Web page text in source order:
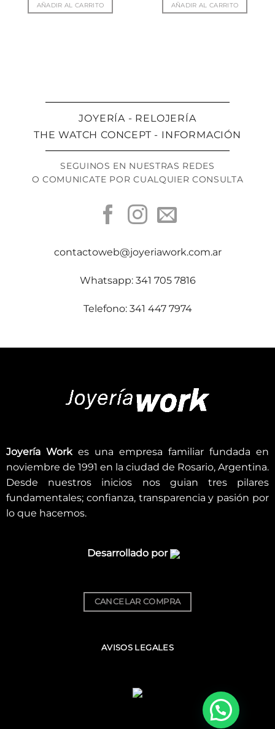
AÑADIR AL CARRITO AÑADIR AL CARRITO
JOYERÍA - RELOJERÍA
THE WATCH CONCEPT - INFORMACIÓN
SEGUINOS EN NUESTRAS REDES
O COMUNICATE POR CUALQUIER CONSULTA
contactoweb@joyeriawork.com.ar
Whatsapp: 341 705 7816
Telefono: 341 447 7974
Joyería Workes una empresa familiar fundada en
noviembre de 1991 en la ciudad de Rosario, Argentina.
Desde nuestros inicios nos guian tres pilares
fundamentales; confianza, transparencia y pasión por
lo que hacemos.
Desarrollado por
CANCELAR COMPRA
AVISOS LEGALES